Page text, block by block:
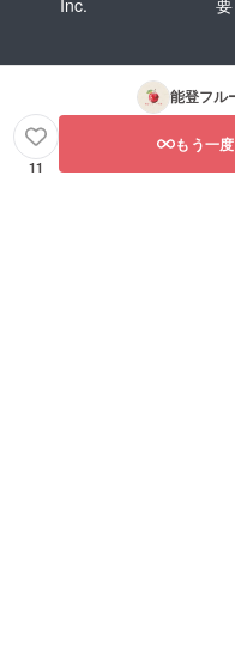
能登フル
11
もう一